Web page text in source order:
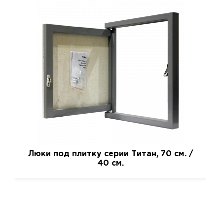
Люки под плитку серии Титан, 70 см. /
40 см.